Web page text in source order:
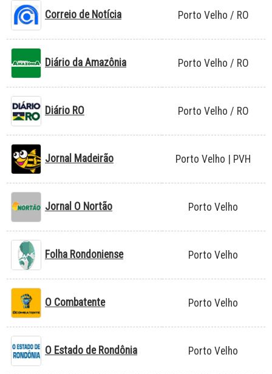
Correio de Notícia Porto Velho / RO
Diário da Amazônia Porto Velho / RO
Diário RO Porto Velho / RO
Jornal Madeirão Porto Velho | PVH
Jornal O Nortão Porto Velho
Folha Rondoniense Porto Velho
O Combatente Porto Velho
O Estado de Rondônia Porto Velho